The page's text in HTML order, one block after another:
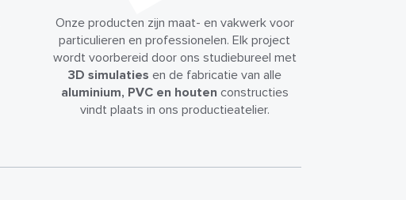
Onze producten zijn maat- en vakwerk voor
particulieren en professionelen. Elk project
wordt voorbereid door ons studiebureel met
3D simulaties en de fabricatie van alle
aluminium, PVC en houten constructies
vindt plaats in ons productieatelier.